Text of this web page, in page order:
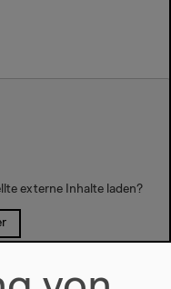
externe Inhalte laden?